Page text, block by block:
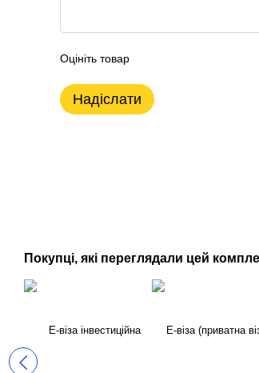
Оцініть товар
Надіслати
Покупці, які переглядали цей